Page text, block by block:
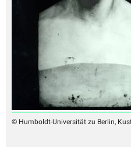
© Humboldt-Universität zu Berlin,